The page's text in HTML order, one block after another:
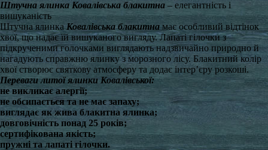
Штучна ялинка Ковалівська блакитна – елегантність і
вишуканість
Штучна ялинкаКовалівська блакитна має особливий відтінок
хвої, що надає їй вишуканого вигляду. Лапаті гілочки з
підкрученими голочками виглядають надзвичайно природно й
нагадують справжню ялинку з морозного лісу. Блакитний колір
хвої створює святкову атмосферу та додає інтер’єру розкоші.
Переваги литої ялинки Ковалівської:
не викликає алергії;
не обсипається та не має запаху;
виглядає як жива блакитна ялинка;
довговічність понад 25 років;
сертифікована якість;
пружні та лапаті гілочки.